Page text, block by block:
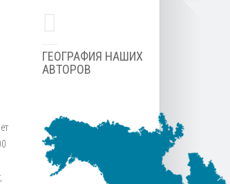
ГЕОГРАФИЯ НАШИХ
АВТОРОВ